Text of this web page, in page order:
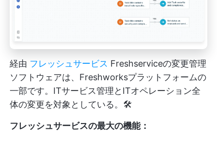
経由 フレッシュサービス Freshserviceの変更管理
ソフトウェアは、Freshworksプラットフォームの
一部です。ITサービス管理とITオペレーション全
体の変更を対象としている。🛠️
フレッシュサービスの最大の機能：